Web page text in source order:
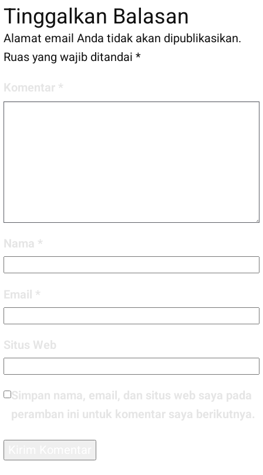
Tinggalkan Balasan
Alamat email Anda tidak akan dipublikasikan.
Ruas yang wajib ditandai *
Komentar *
Nama *
Email *
Situs Web
Simpan nama, email, dan situs web saya pada
peramban ini untuk komentar saya berikutnya.